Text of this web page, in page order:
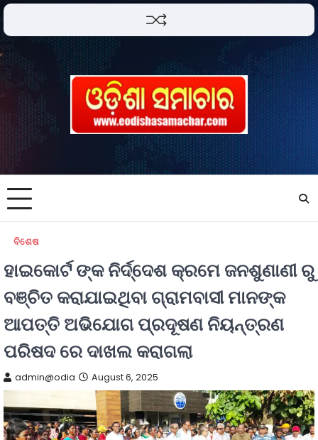
ବିଶେଷ
ହାଇକୋର୍ଟ ଙ୍କ ନିର୍ଦ୍ଦେଶ କ୍ରମେ ଜନଶୁଣାଣୀ ରୁ
ବଞ୍ଚିତ କରାଯାଇଥିବା ଗ୍ରାମବାସୀ ମାନଙ୍କ
ଆପତ୍ତି ଅଭିଯୋଗ ପ୍ରଦୂଷଣ ନିୟନ୍ତ୍ରଣ
ପରିଷଦ ରେ ଦାଖଲ କରାଗଲା
admin@odia August 6, 2025